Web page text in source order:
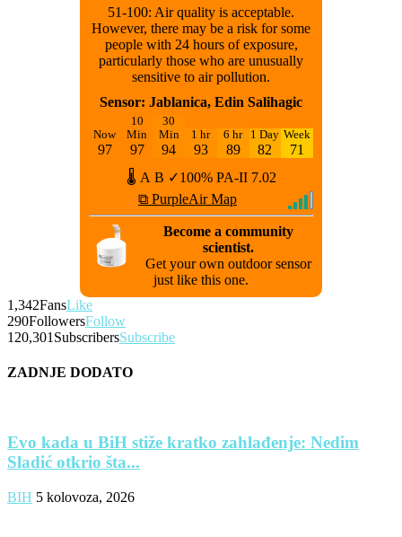
51-100: Air quality is acceptable.
However, there may be a risk for some
people with 24 hours of exposure,
particularly those who are unusually
sensitive to air pollution.
Sensor: Jablanica, Edin Salihagic
Now
97
10
Min
97
30
Min
94
1 hr
93
6 hr
89
1 Day
82
Week
71
🌡 A B ✓100% PA-II 7.02
⧉ PurpleAir Map
Become a community
scientist.
Get your own outdoor sensor
just like this one.
1,342FansLike
290FollowersFollow
120,301 SubscribersSubscribe
ZADNJE DODATO
Evo kada u BiH stiže kratko zahlađenje: Nedim
Sladić otkrio šta...
BIH 5 kolovoza, 2026